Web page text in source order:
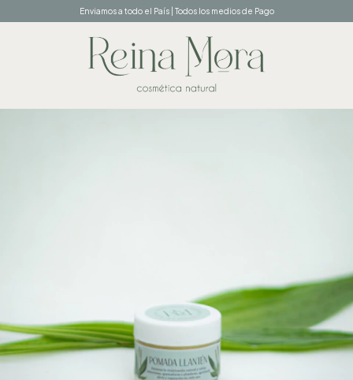
Enviamos a todo el País | Todos los medios de Pago